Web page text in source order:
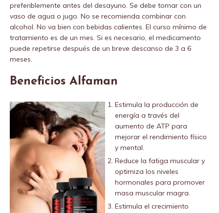
preferiblemente antes del desayuno. Se debe tomar con un
vaso de agua o jugo. No se recomienda combinar con
alcohol. No va bien con bebidas calientes. El curso mínimo de
tratamiento es de un mes. Si es necesario, el medicamento
puede repetirse después de un breve descanso de 3 a 6
meses.
Beneficios Alfaman
Estimula la producción de
energía a través del
aumento de ATP para
mejorar el rendimiento físico
y mental.
Reduce la fatiga muscular y
optimiza los niveles
hormonales para promover
masa muscular magra.
Estimula el crecimiento